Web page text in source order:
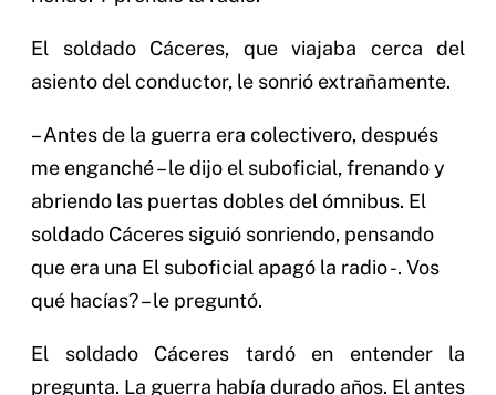
El soldado Cáceres, que viajaba cerca del
asiento del conductor, le sonrió extrañamente.
– Antes de la guerra era colectivero, después
me enganché – le dijo el suboficial, frenando y
abriendo las puertas dobles del ómnibus. El
soldado Cáceres siguió sonriendo, pensando
que era una El suboficial apagó la radio -. Vos
qué hacías? – le preguntó.
El soldado Cáceres tardó en entender la
pregunta. La guerra había durado años. El antes